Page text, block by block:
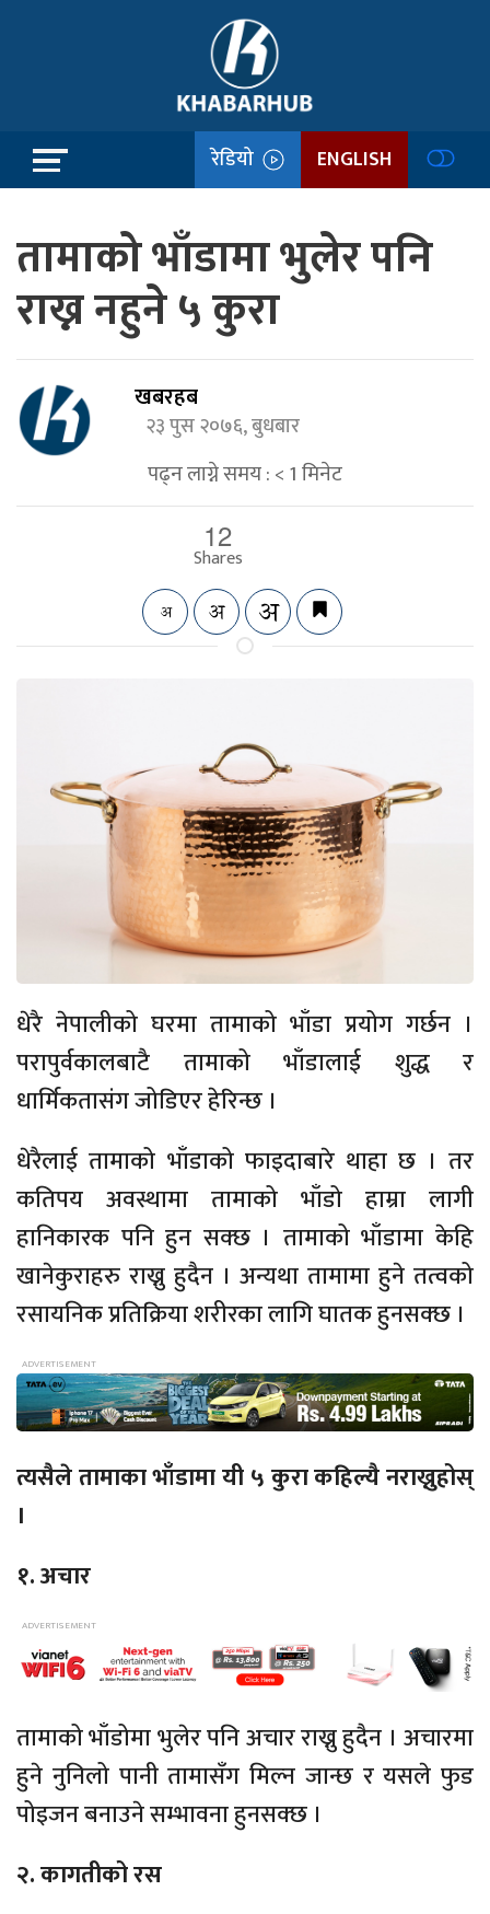
रेडियो ENGLISH
तामाको भाँडामा भुलेर पनि
राख्न नहुने ५ कुरा
खबरहब
२३ पुस २०७६, बुधबार
पढ्न लाग्ने समय :< 1मिनेट
12
Shares
धेरै नेपालीको घरमा तामाको भाँडा प्रयोग गर्छन ।
परापुर्वकालबाटै तामाको भाँडालाई शुद्ध र
धार्मिकतासंग जोडिएर हेरिन्छ ।
धेरैलाई तामाको भाँडाको फाइदाबारे थाहा छ । तर
कतिपय अवस्थामा तामाको भाँडो हाम्रा लागी
हानिकारक पनि हुन सक्छ । तामाको भाँडामा केहि
खानेकुराहरु राख्नु हुदैन । अन्यथा तामामा हुने तत्वको
रसायनिक प्रतिक्रिया शरीरका लागि घातक हुनसक्छ ।
त्यसैले तामाका भाँडामा यी ५ कुरा कहिल्यै नराख्नुहोस्
।
१. अचार
तामाको भाँडोमा भुलेर पनि अचार राख्नु हुदैन । अचारमा
हुने नुनिलो पानी तामासँग मिल्न जान्छ र यसले फुड
पोइजन बनाउने सम्भावना हुनसक्छ ।
२. कागतीको रस